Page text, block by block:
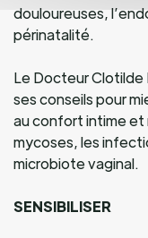
douloureuses,
périnatalité.
Le Docteur
ses conseils pour
au confort intime
mycoses, les
microbiote vaginal.
SENSIBILISER